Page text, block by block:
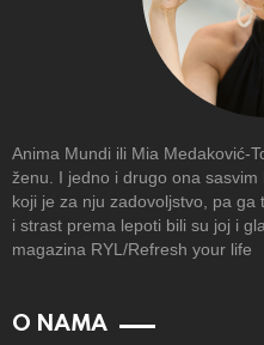
Anima Mundi ili Mia Medaković-
ženu. I jedno i drugo ona
koji je za nju zadovoljstvo, pa
i strast prema lepoti bili su joj i
magazina RYL/Refresh your life
O NAMA